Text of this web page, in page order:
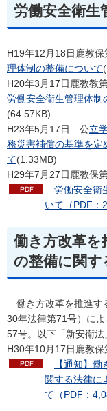
労働安全衛生
H19年12月18日鹿教保
理体制の整備について
H20年3月17日鹿教教
労働安全衛生管理体制
(64.57KB)
H23年5月17日
公立
務災害補償の基準を定
て(1.33MB)
H29年7月27日鹿教保
労働安全衛
いて（PDF：
働き方改革を
の整備に関す
働き方改革を推進
30年法律第71号）に
57号。以下「新安衛
H30年10月17日鹿教保
【通知】働
関する法律に
て（PDF：